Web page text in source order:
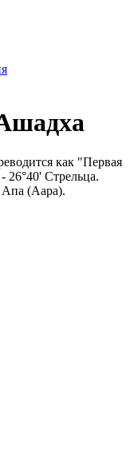
как "Первая
26°40' Стрельца.
Апа (Aapa).